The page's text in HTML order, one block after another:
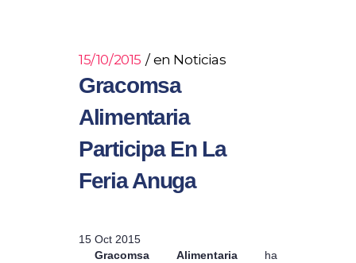
15/10/2015 en Noticias
Gracomsa
Alimentaria
Participa En La
Feria Anuga
15 Oct 2015
Gracomsa Alimentariaha